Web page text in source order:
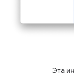
Эта